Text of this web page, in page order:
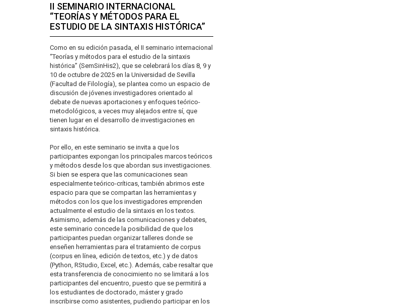
II SEMINARIO INTERNACIONAL
“TEORÍAS Y MÉTODOS PARA EL
ESTUDIO DE LA SINTAXIS HISTÓRICA”
Como en su edición pasada, el II seminario internacional
“Teorías y métodos para el estudio de la sintaxis
histórica” (SemSinHis2), que se celebrará los días 8, 9 y
10 de octubre de 2025 en la Universidad de Sevilla
(Facultad de Filología), se plantea como un espacio de
discusión de jóvenes investigadores orientado al
debate de nuevas aportaciones y enfoques teórico-
metodológicos, a veces muy alejados entre sí, que
tienen lugar en el desarrollo de investigaciones en
sintaxis histórica.
Por ello, en este seminario se invita a que los
participantes expongan los principales marcos teóricos
y métodos desde los que abordan sus investigaciones.
Si bien se espera que las comunicaciones sean
especialmente teórico-críticas, también abrimos este
espacio para que se compartan las herramientas y
métodos con los que los investigadores emprenden
actualmente el estudio de la sintaxis en los textos.
Asimismo, además de las comunicaciones y debates,
este seminario concede la posibilidad de que los
participantes puedan organizar talleres donde se
enseñen herramientas para el tratamiento de corpus
(corpus en línea, edición de textos, etc.) y de datos
(Python, RStudio, Excel, etc.). Además, cabe resaltar que
esta transferencia de conocimiento no se limitará a los
participantes del encuentro, puesto que se permitirá a
los estudiantes de doctorado, máster y grado
inscribirse como asistentes, pudiendo participar en los